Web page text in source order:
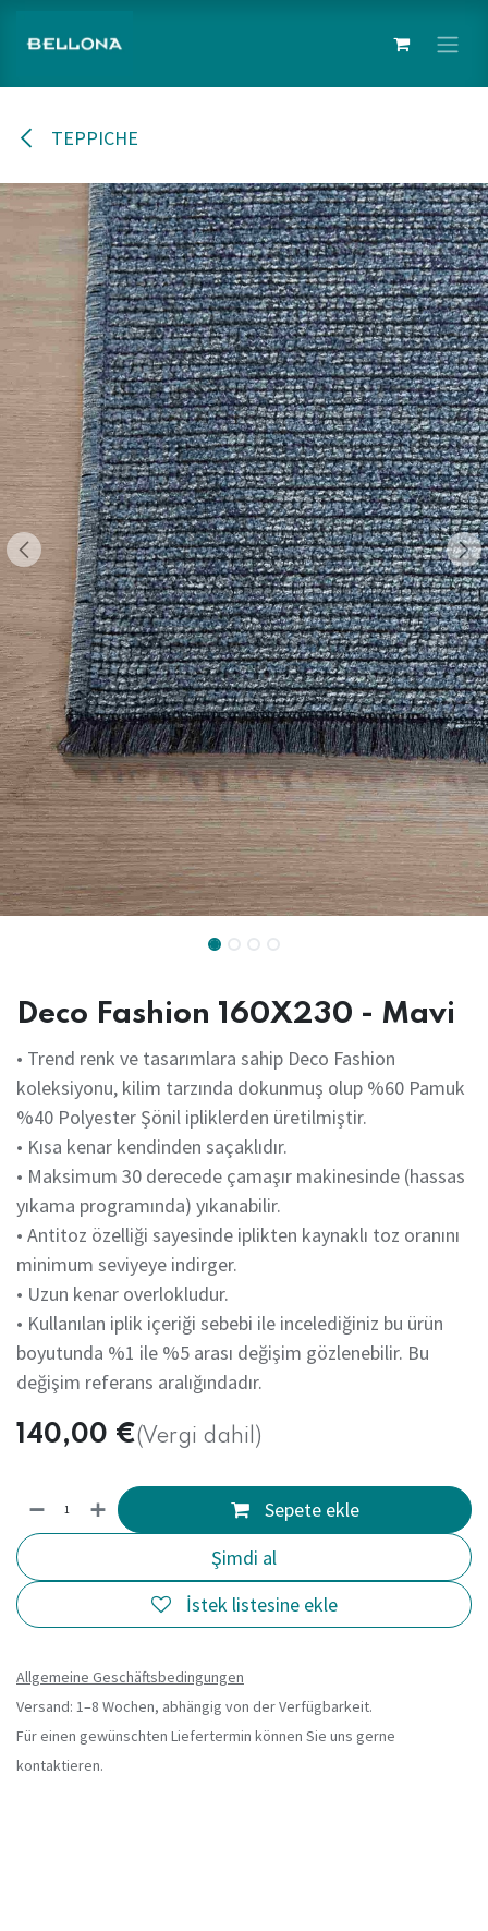
TEPPICHE
Deco Fashion 160X230 - Mavi
• Trend renk ve tasarımlara sahip Deco Fashion
koleksiyonu, kilim tarzında dokunmuş olup %60 Pamuk
%40 Polyester Şönil ipliklerden üretilmiştir.
• Kısa kenar kendinden saçaklıdır.
• Maksimum 30 derecede çamaşır makinesinde (hassas
yıkama programında) yıkanabilir.
• Antitoz özelliği sayesinde iplikten kaynaklı toz oranını
minimum seviyeye indirger.
• Uzun kenar overlokludur.
• Kullanılan iplik içeriği sebebi ile incelediğiniz bu ürün
boyutunda %1 ile %5 arası değişim gözlenebilir. Bu
değişim referans aralığındadır.
140,00 €(Vergi dahil)
Sepete ekle
Şimdi al
İstek listesine ekle
Allgemeine Geschäftsbedingungen
Versand: 1–8 Wochen, abhängig von der Verfügbarkeit.
Für einen gewünschten Liefertermin können Sie uns gerne
kontaktieren.